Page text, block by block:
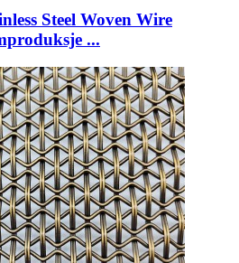
Steel Woven Wire
...